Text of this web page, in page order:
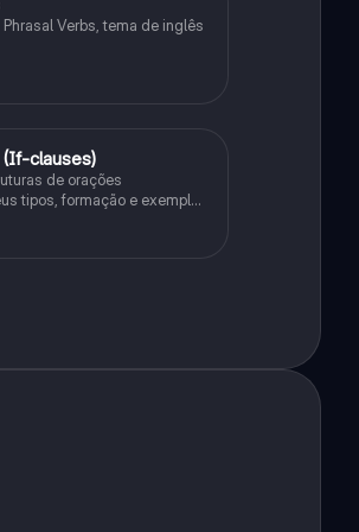
Verbs, tema de inglês
clauses)
de orações
tipos, formação e exemplos